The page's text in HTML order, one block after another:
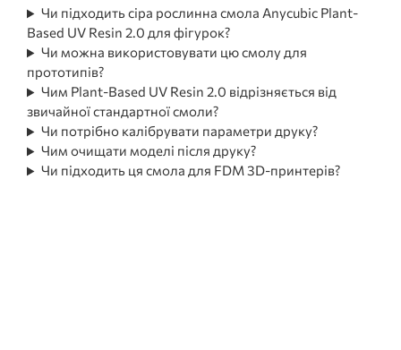
Чи підходить сіра рослинна смола Anycubic Plant-
Based UV Resin 2.0 для фігурок?
Чи можна використовувати цю смолу для
прототипів?
Чим Plant-Based UV Resin 2.0 відрізняється від
звичайної стандартної смоли?
Чи потрібно калібрувати параметри друку?
Чим очищати моделі після друку?
Чи підходить ця смола для FDM 3D-принтерів?